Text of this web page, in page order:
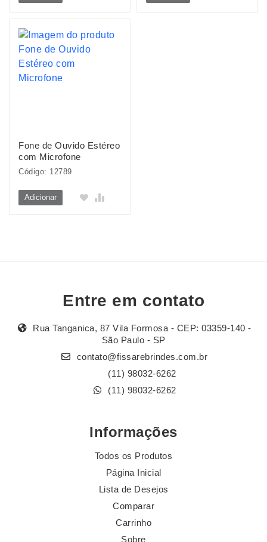
Fone de Ouvido Estéreo
com Microfone
Código: 12789
Adicionar
Entre em contato
Rua Tanganica, 87 Vila Formosa - CEP: 03359-140 -
São Paulo - SP
contato@fissarebrindes.com.br
(11) 98032-6262
(11) 98032-6262
Informações
Todos os Produtos
Página Inicial
Lista de Desejos
Comparar
Carrinho
Sobre